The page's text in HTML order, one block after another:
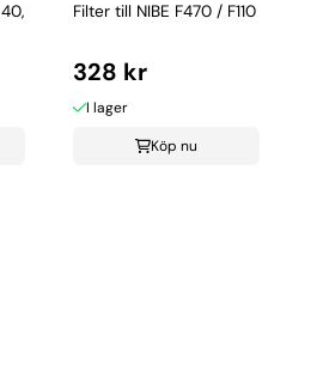
Filter till NIBE F470 / F110
328 kr
I lager
Köp nu